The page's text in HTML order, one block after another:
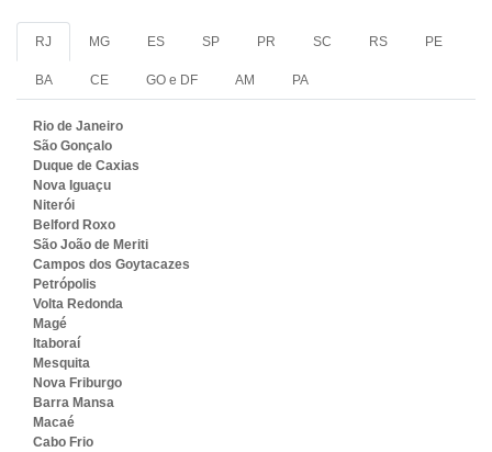
RJ MG ES SP PR SC RS PE
BA CE GO e DF AM PA
Rio de Janeiro
São Gonçalo
Duque de Caxias
Nova Iguaçu
Niterói
Belford Roxo
São João de Meriti
Campos dos Goytacazes
Petrópolis
Volta Redonda
Magé
Itaboraí
Mesquita
Nova Friburgo
Barra Mansa
Macaé
Cabo Frio